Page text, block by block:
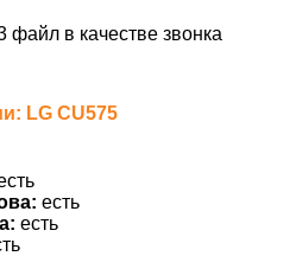
файл в качестве звонка
LG CU575
есть
есть